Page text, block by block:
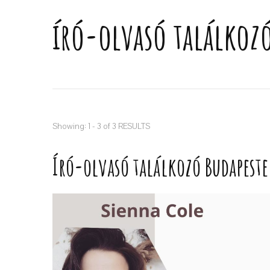
író-olvasó
Showing: 1 - 3 of 3 RESULTS
Író-olvasó találkozó